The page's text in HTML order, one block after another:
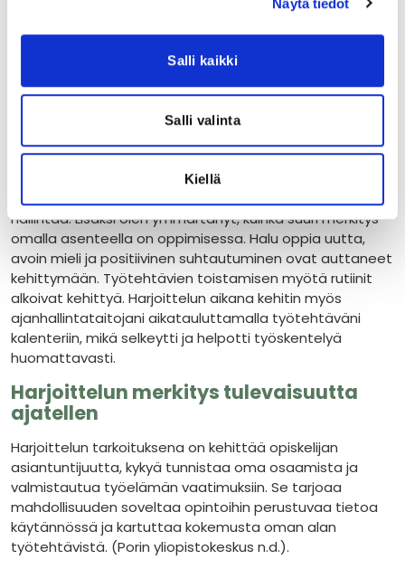
Salli kaikki
Salli valinta
Kiellä
osasin kertoa huomattavasti enemmän toiminnasta ja
tulevaisuudessa kehittää kohtaamalla uudet tilanteet
vielä rohkeammin ja kysymällä myös muilta enemmän
Suurin oppini harjoittelussa oli se, että oppiminen ei ole
pelkästään yksittäisten taitojen kehittämistä. Se on
myös kykyä sopeutua uusiin tilanteisiin, yhteistyötä
erilaisten ihmisten kanssa ja erilaisten kokonaisuuksien
hallintaa. Lisäksi olen ymmärtänyt, kuinka suuri merkitys
omalla asenteella on oppimisessa. Halu oppia uutta,
avoin mieli ja positiivinen suhtautuminen ovat auttaneet
kehittymään. Työtehtävien toistamisen myötä rutiinit
alkoivat kehittyä. Harjoittelun aikana kehitin myös
ajanhallintataitojani aikatauluttamalla työtehtäväni
kalenteriin, mikä selkeytti ja helpotti työskentelyä
huomattavasti.
Harjoittelun merkitys tulevaisuutta
ajatellen
Harjoittelun tarkoituksena on kehittää opiskelijan
asiantuntijuutta, kykyä tunnistaa oma osaamista ja
valmistautua työelämän vaatimuksiin. Se tarjoaa
mahdollisuuden soveltaa opintoihin perustuvaa tietoa
käytännössä ja kartuttaa kokemusta oman alan
työtehtävistä. (Porin yliopistokeskus n.d.).